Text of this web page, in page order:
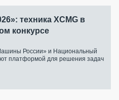
техника XCMG в
конкурсе
России» и Национальный
платформой для решения задач